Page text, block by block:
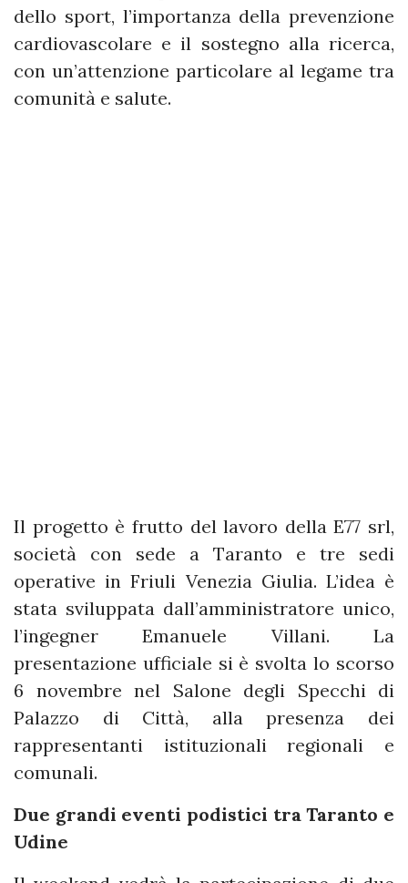
dello sport, l’importanza della prevenzione
cardiovascolare e il sostegno alla ricerca,
con un’attenzione particolare al legame tra
comunità e salute.
Il progetto è frutto del lavoro della E77 srl,
società con sede a Taranto e tre sedi
operative in Friuli Venezia Giulia. L’idea è
stata sviluppata dall’amministratore unico,
l’ingegner Emanuele Villani. La
presentazione ufficiale si è svolta lo scorso
6 novembre nel Salone degli Specchi di
Palazzo di Città, alla presenza dei
rappresentanti istituzionali regionali e
comunali.
Due grandi eventi podistici tra Taranto e
Udine